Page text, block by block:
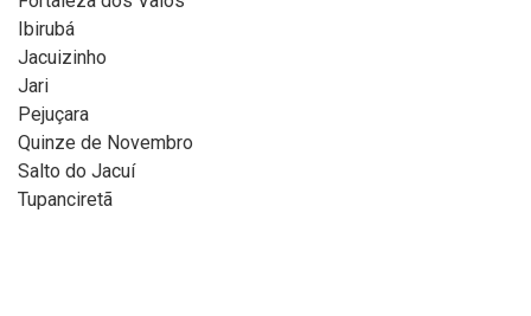
Ibirubá
Jacuizinho
Jari
Pejuçara
Quinze de Novembro
Salto do Jacuí
Tupanciretã